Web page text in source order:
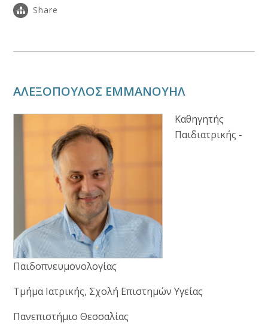
Share
ΑΛΕΞΟΠΟΥΛΟΣ ΕΜΜΑΝΟΥΗΛ
Καθηγητής
Παιδιατρικής -
Παιδοπνευμονολογίας
Τμήμα Ιατρικής, Σχολή Επιστημών Υγείας
Πανεπιστήμιο Θεσσαλίας